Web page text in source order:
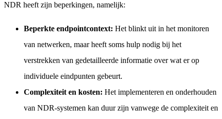
NDR heeft zijn beperkingen, namelijk:
Beperkte endpointcontext: Het blinkt uit in het monitoren
van netwerken, maar heeft soms hulp nodig bij het
verstrekken van gedetailleerde informatie over wat er op
individuele eindpunten gebeurt.
Complexiteit en kosten: Het implementeren en onderhouden
van NDR-systemen kan duur zijn vanwege de complexiteit en